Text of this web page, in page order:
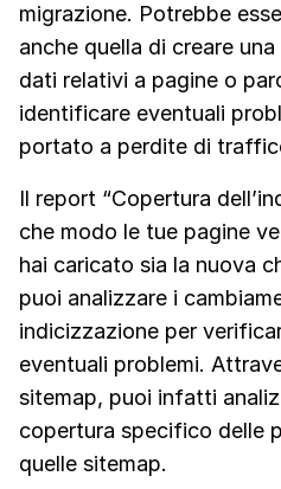
migrazione. Potrebbe
anche quella di creare
dati relativi a pagine o
identificare eventuali
portato a perdite di
Il report “Copertura
che modo le tue pagine
hai caricato sia la nuova
puoi analizzare i
indicizzazione per
eventuali problemi.
sitemap, puoi infatti
copertura specifico delle
quelle sitemap.